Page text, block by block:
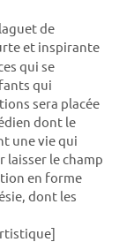
de
et inspirante
qui se
qui
sera placée
dont le
une vie qui
laisser le champ
en forme
dont les